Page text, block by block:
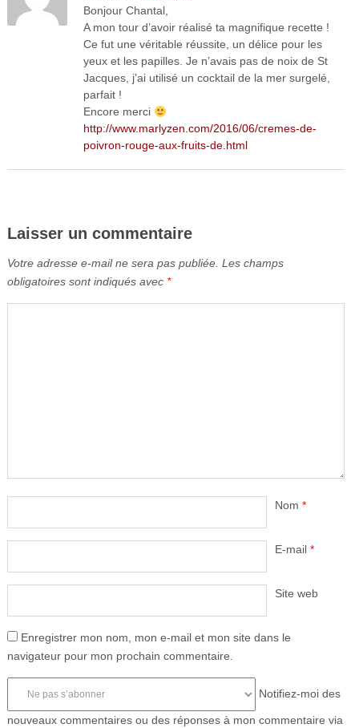
Bonjour Chantal,
A mon tour d’avoir réalisé ta magnifique recette !
Ce fut une véritable réussite, un délice pour les
yeux et les papilles. Je n’avais pas de noix de St
Jacques, j’ai utilisé un cocktail de la mer surgelé,
parfait !
Encore merci
http://www.marlyzen.com/2016/06/cremes-de-
poivron-rouge-aux-fruits-de.html
Laisser un commentaire
Votre adresse e-mail ne sera pas publiée. Les champs
obligatoires sont indiqués avec *
Nom *
E-mail *
Site web
Enregistrer mon nom, mon e-mail et mon site dans le
navigateur pour mon prochain commentaire.
Notifiez-moi des
nouveaux commentaires ou des réponses à mon commentaire via